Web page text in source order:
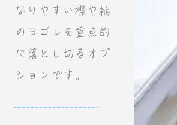
なりやすい襟や袖
のヨゴレを重点的
に落とし切るオプ
ションです。